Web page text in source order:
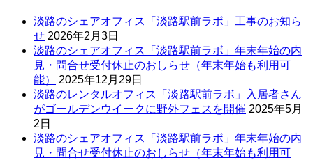
淡路のシェアオフィス「淡路駅前ラボ」工事のお知ら
せ 2026年2月3日
淡路のシェアオフィス「淡路駅前ラボ」年末年始の内
見・問合せ受付休止のおしらせ（年末年始も利用可
能）
2025年12月29日
淡路のレンタルオフィス「淡路駅前ラボ」入居者さん
がゴールデンウイークに野外フェスを開催 2025年5月
2日
淡路のシェアオフィス「淡路駅前ラボ」年末年始の内
見・問合せ受付休止のおしらせ（年末年始も利用可